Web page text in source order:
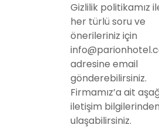
Gizlilik politikamız
her türlü soru ve
önerileriniz için
adresine email
gönderebilirsiniz.
Firmamız’a ait
iletişim bilgilerinden
ulaşabilirsiniz.